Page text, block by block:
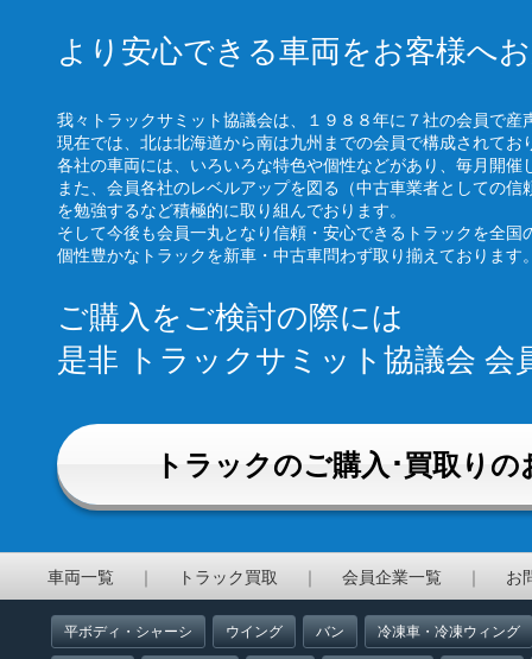
より安心できる車両をお客様へ
我々トラックサミット協議会は、１９８８年に７社の会員で産
現在では、北は北海道から南は九州までの会員で構成されてお
各社の車両には、いろいろな特色や個性などがあり、毎月開
また、会員各社のレベルアップを図る（中古車業者としての
を勉強するなど積極的に取り組んでおります。
そして今後も会員一丸となり信頼・安心できるトラックを全
個性豊かなトラックを新車・中古車問わず取り揃えております
ご購入をご検討の際には
是非 トラックサミット協議会
トラックのご購入･買取り
車両一覧 ｜ トラック買取 ｜ 会員企業一覧 ｜ お
平ボディ・シャーシ ウイング バン
冷凍車・冷凍ウィング